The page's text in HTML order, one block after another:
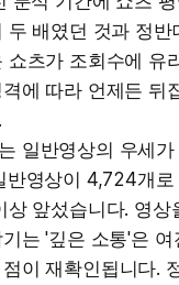
두 배였던 것과 정
쇼츠가 조회수에 유
에 따라 언제든 뒤
일반영상의 우세
반영상이 4,724개로
상 앞섰습니다. 영상
는 '깊은 소통'은 여
이 재확인됩니다.